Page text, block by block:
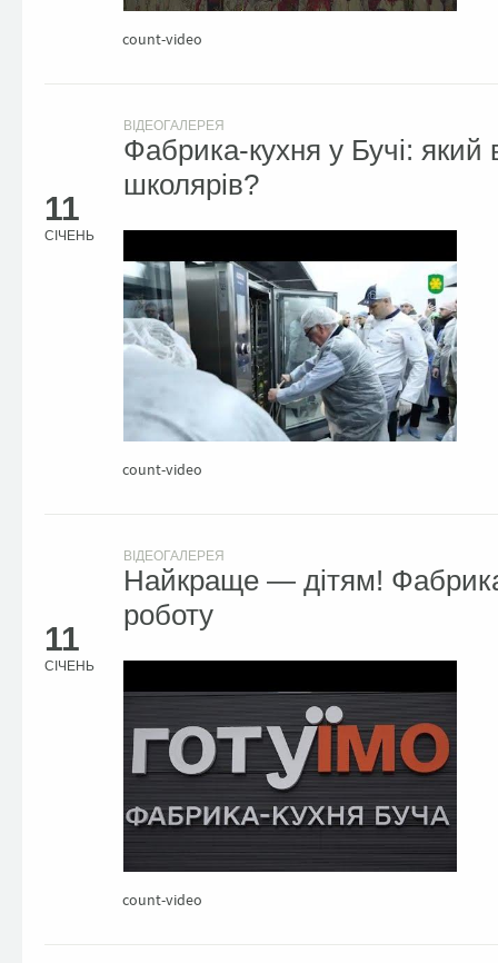
count-video
11
СІЧЕНЬ
ВІДЕОГАЛЕРЕЯ
Фабрика-кухня у Бучі: який
школярів?
count-video
11
СІЧЕНЬ
ВІДЕОГАЛЕРЕЯ
Найкраще — дітям!
роботу
count-video